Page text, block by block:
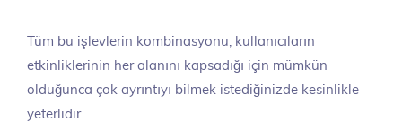
Tüm bu işlevlerin kombinasyonu, kullanıcıların
etkinliklerinin her alanını kapsadığı için mümkün
olduğunca çok ayrıntıyı bilmek istediğinizde kesinlikle
yeterlidir.